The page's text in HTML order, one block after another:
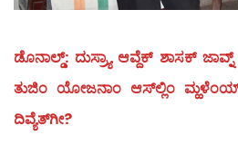
ಡೊನಾಲ್ಡ್: ದುಸ್ರ್ಯಾ ಆವ್ದೆಕ್ ಶಾಸಕ್
ತುಜಿಂ ಯೋಜನಾಂ ಆಸ್‍ಲ್ಲಿಂ
ದಿವ್ಯೆತ್‍ಗೀ?